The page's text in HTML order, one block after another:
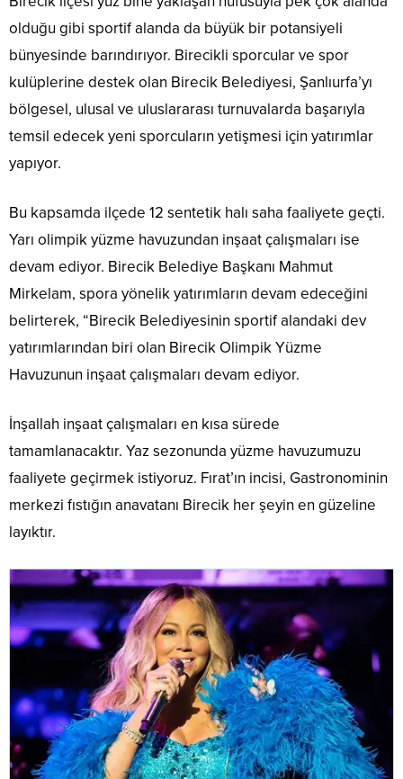
olduğu gibi sportif alanda da büyük bir potansiyeli
bünyesinde barındırıyor. Birecikli sporcular ve spor
kulüplerine destek olan Birecik Belediyesi, Şanlıurfa’yı
bölgesel, ulusal ve uluslararası turnuvalarda başarıyla
temsil edecek yeni sporcuların yetişmesi için yatırımlar
yapıyor.
Bu kapsamda ilçede 12 sentetik halı saha faaliyete geçti.
Yarı olimpik yüzme havuzundan inşaat çalışmaları ise
devam ediyor. Birecik Belediye Başkanı Mahmut
Mirkelam, spora yönelik yatırımların devam edeceğini
belirterek, “Birecik Belediyesinin sportif alandaki dev
yatırımlarından biri olan Birecik Olimpik Yüzme
Havuzunun inşaat çalışmaları devam ediyor.
İnşallah inşaat çalışmaları en kısa sürede
tamamlanacaktır. Yaz sezonunda yüzme havuzumuzu
faaliyete geçirmek istiyoruz. Fırat’ın incisi, Gastronominin
merkezi fıstığın anavatanı Birecik her şeyin en güzeline
layıktır.